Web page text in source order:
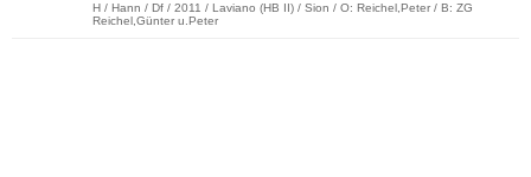
H / Hann / Df / 2011 / Laviano (HB II) / Sion / O: Reichel,Peter / B: ZG
Reichel,Günter u.Peter